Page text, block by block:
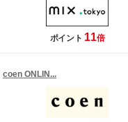
ポイント 11倍
coen ONLIN...